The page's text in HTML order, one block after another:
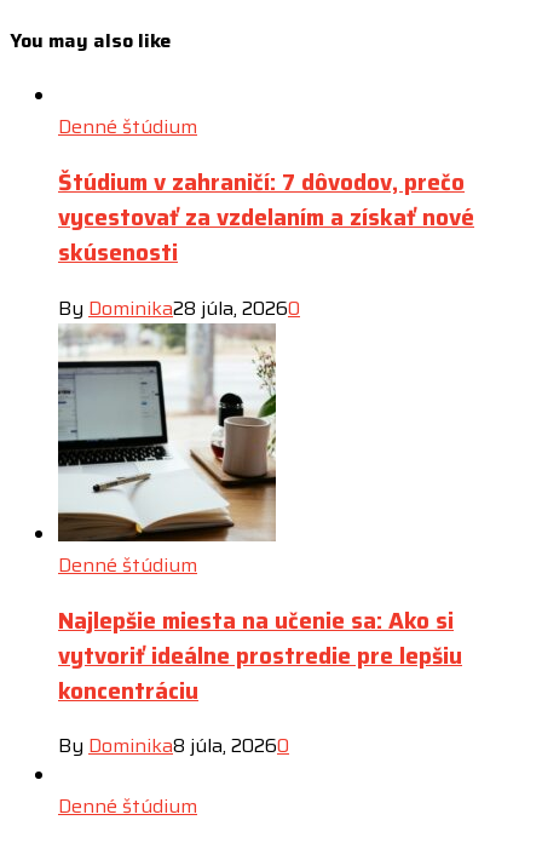
You may also like
Denné štúdium
Štúdium v zahraničí: 7 dôvodov, prečo
vycestovať za vzdelaním a získať nové
skúsenosti
By Dominika28 júla, 20260
Denné štúdium
Najlepšie miesta na učenie sa: Ako si
vytvoriť ideálne prostredie pre lepšiu
koncentráciu
By Dominika8 júla, 20260
Denné štúdium